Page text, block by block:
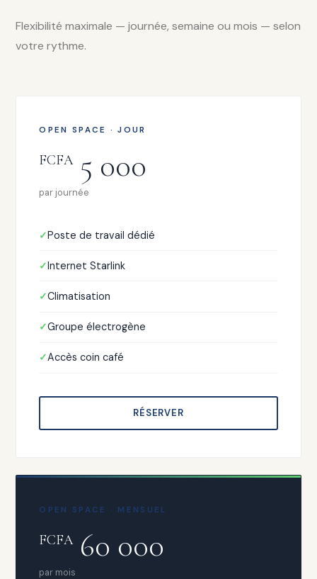
Flexibilité maximale — journée, semaine ou mois — selon
votre rythme.
OPEN SPACE · JOUR
FCFA5 000
par journée
Poste de travail dédié
Internet Starlink
Climatisation
Groupe électrogène
Accès coin café
RÉSERVER
OPEN SPACE · MENSUEL
FCFA60 000
par mois